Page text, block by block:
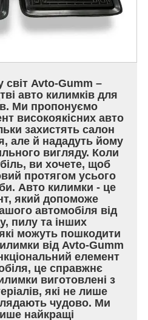
Avto-Gumm –
авто килимків для
Ми пропонуємо
високоякісних авто
захистять салон
але й нададуть йому
вигляду. Коли
ви хочете, щоб
протягом усього
Авто килимки - це
який допоможе
автомобіля від
пилу та інших
можуть пошкодити
від Avto-Gumm
елемент
це справжнє
виготовлені з
які не лише
чудово. Ми
найкращі